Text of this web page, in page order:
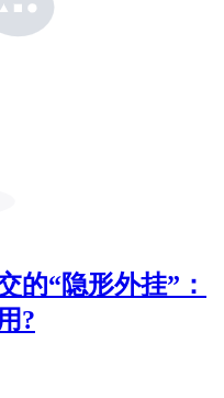
的“隐形外挂”：
?